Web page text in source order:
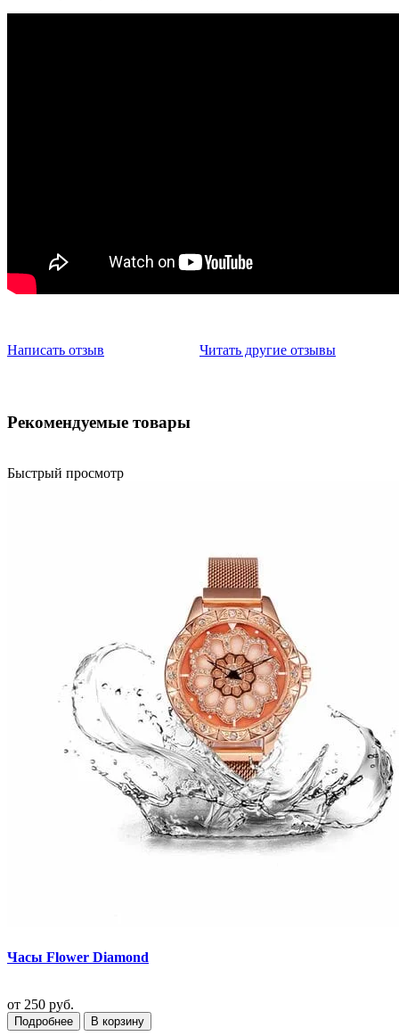
Написать отзыв Читать другие отзывы
Рекомендуемые товары
Быстрый просмотр
Часы Flower Diamond
от 250 руб.
Подробнее В корзину